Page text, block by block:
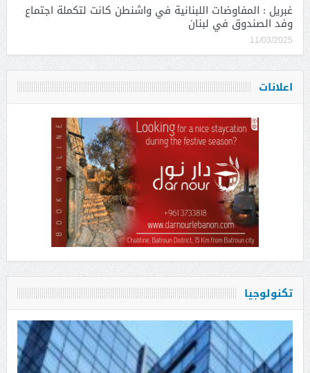
غبريل : المفاوضات اللبنانية في واشنطن كانت لتكملة اجتماع
وفد الصندوق في لبنان
11/03/2025
اعلانات
تكنولوجيا